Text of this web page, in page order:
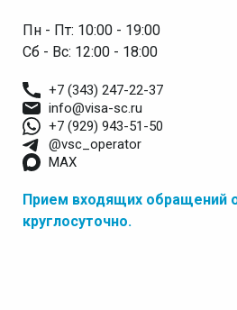
Пн - Пт: 10:00 - 19:00
Сб - Вс: 12:00 - 18:00
+7 (343) 247-22-37
info@visa-sc.ru
+7 (929) 943-51-50
@vsc_operator
MAX
Прием входящих обращений
круглосуточно.